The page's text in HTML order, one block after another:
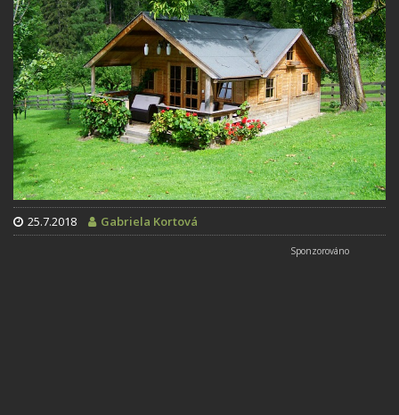
25.7.2018 Gabriela Kortová